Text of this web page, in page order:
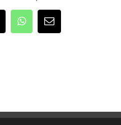
WhatsApp
E-
mail